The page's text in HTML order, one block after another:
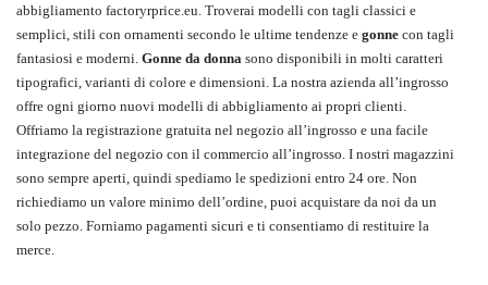
abbigliamento factoryrprice.eu. Troverai modelli con tagli classici e
semplici, stili con ornamenti secondo le ultime tendenze e gonne con tagli
fantasiosi e moderni. Gonne da donna sono disponibili in molti caratteri
tipografici, varianti di colore e dimensioni. La nostra azienda all’ingrosso
offre ogni giorno nuovi modelli di abbigliamento ai propri clienti.
Offriamo la registrazione gratuita nel negozio all’ingrosso e una facile
integrazione del negozio con il commercio all’ingrosso. I nostri magazzini
sono sempre aperti, quindi spediamo le spedizioni entro 24 ore. Non
richiediamo un valore minimo dell’ordine, puoi acquistare da noi da un
solo pezzo. Forniamo pagamenti sicuri e ti consentiamo di restituire la
merce.